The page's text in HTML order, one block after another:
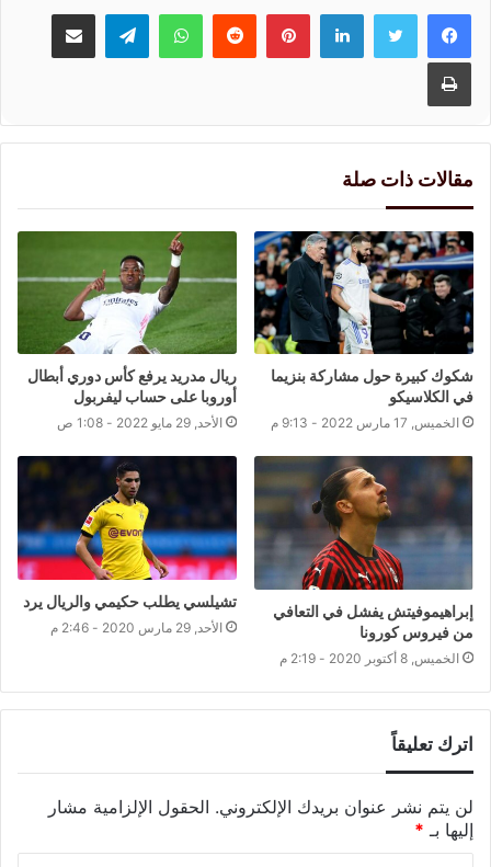
لينكدإنبينتيريست واتسابتيلقرام مشاركة عبر البريد
طباعة
مقالات ذات صلة
شكوك كبيرة حول مشاركة بنزيما
في الكلاسيكو
الخميس, 17 مارس 2022 - 9:13 م
ريال مدريد يرفع كأس دوري أبطال
أوروبا على حساب ليفربول
الأحد, 29 مايو 2022 - 1:08 ص
إبراهيموفيتش يفشل في التعافي
من فيروس كورونا
الخميس, 8 أكتوبر 2020 - 2:19 م
تشيلسي يطلب حكيمي والريال يرد
الأحد, 29 مارس 2020 - 2:46 م
اترك تعليقاً
لن يتم نشر عنوان بريدك الإلكتروني. الحقول الإلزامية مشار
إليها بـ *